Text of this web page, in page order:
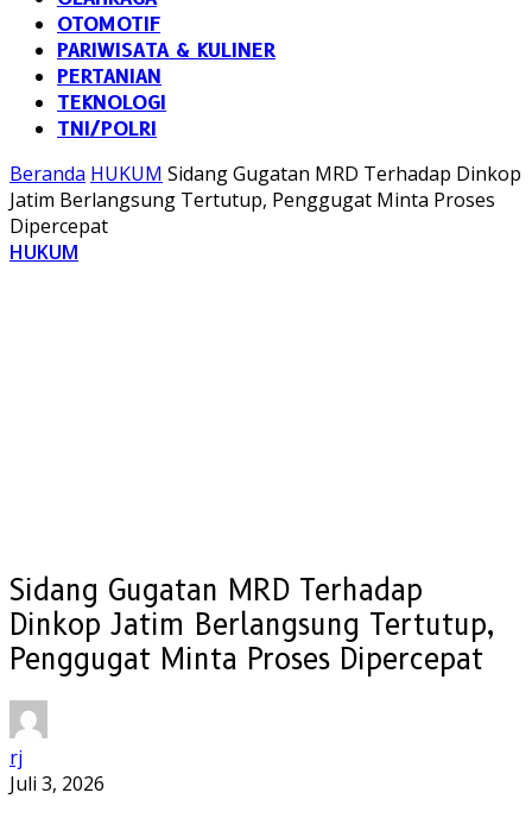
OTOMOTIF
PARIWISATA & KULINER
PERTANIAN
TEKNOLOGI
TNI/POLRI
Beranda HUKUM Sidang Gugatan MRD Terhadap Dinkop
Jatim Berlangsung Tertutup, Penggugat Minta Proses
Dipercepat
HUKUM
Sidang Gugatan MRD Terhadap
Dinkop Jatim Berlangsung Tertutup,
Penggugat Minta Proses Dipercepat
rj
Juli 3, 2026